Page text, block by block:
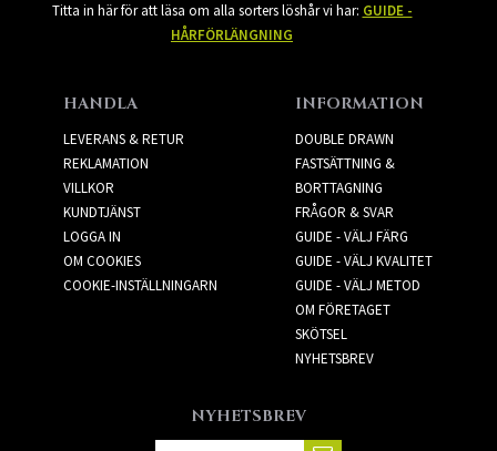
Titta in här för att läsa om alla sorters löshår vi har: GUIDE -
HÅRFÖRLÄNGNING
HANDLA
LEVERANS & RETUR
REKLAMATION
VILLKOR
KUNDTJÄNST
LOGGA IN
OM COOKIES
COOKIE-INSTÄLLNINGARN
INFORMATION
DOUBLE DRAWN
FASTSÄTTNING &
BORTTAGNING
FRÅGOR & SVAR
GUIDE - VÄLJ FÄRG
GUIDE - VÄLJ KVALITET
GUIDE - VÄLJ METOD
OM FÖRETAGET
SKÖTSEL
NYHETSBREV
NYHETSBREV